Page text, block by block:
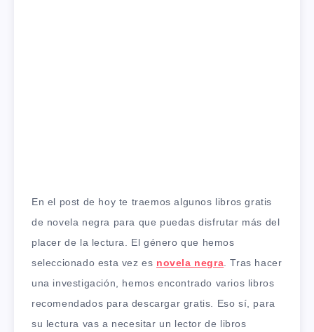
En el post de hoy te traemos algunos libros gratis
de novela negra para que puedas disfrutar más del
placer de la lectura. El género que hemos
seleccionado esta vez es novela negra . Tras hacer
una investigación, hemos encontrado varios libros
recomendados para descargar gratis. Eso sí, para
su lectura vas a necesitar un lector de libros